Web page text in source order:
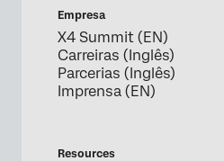
Empresa
X4 Summit (EN)
Carreiras (Inglês)
Parcerias (Inglês)
Imprensa (EN)
Resources